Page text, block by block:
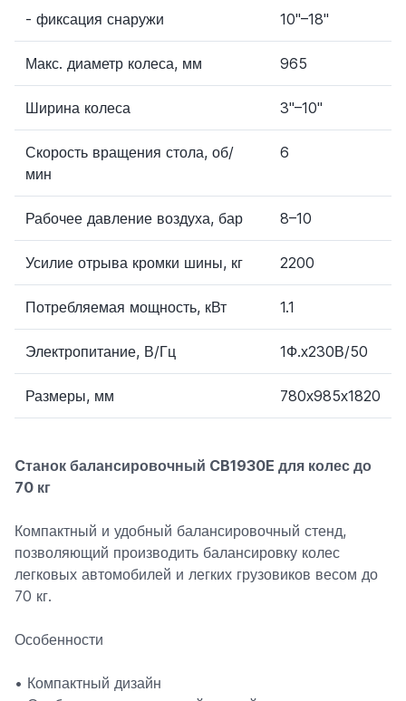
- фиксация снаружи 10"–18"
Макс. диаметр колеса, мм 965
Ширина колеса 3"–10"
Скорость вращения стола, об/
мин
6
Рабочее давление воздуха, бар 8–10
Усилие отрыва кромки шины, кг 2200
Потребляемая мощность, кВт 1.1
Электропитание, В/Гц 1Ф.х230В/50
Размеры, мм 780х985х1820
Cтанок балансировочный CB1930E для колес до
70 кг
Компактный и удобный балансировочный стенд,
позволяющий производить балансировку колес
легковых автомобилей и легких грузовиков весом до
70 кг.
Особенности
• Компактный дизайн